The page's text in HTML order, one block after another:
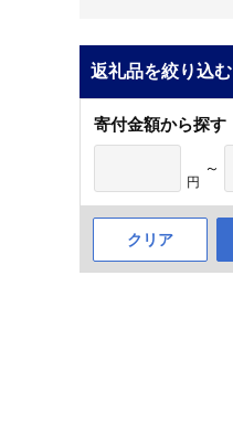
返礼品を絞り込む
寄付金額から探す
円
～
クリア